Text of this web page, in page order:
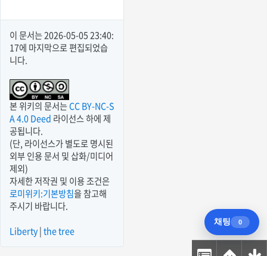
이 문서는2026-05-05 23:40:
17에 마지막으로 편집되었습
니다.
본 위키의 문서는CC BY-NC-S
A 4.0 Deed 라이선스 하에 제
공됩니다.
(단, 라이선스가 별도로 명시된
외부 인용 문서 및 삽화/미디어
제외)
자세한 저작권 및 이용 조건은
로미위키:기본방침을 참고해
주시기 바랍니다.
Liberty|the tree